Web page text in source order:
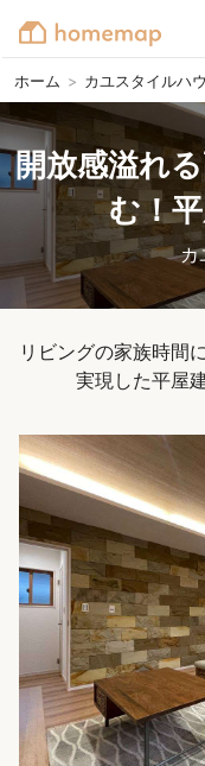
ホーム > カユスタイルハ
開放感溢れ
む！
カ
リビングの家族時間
実現した平屋